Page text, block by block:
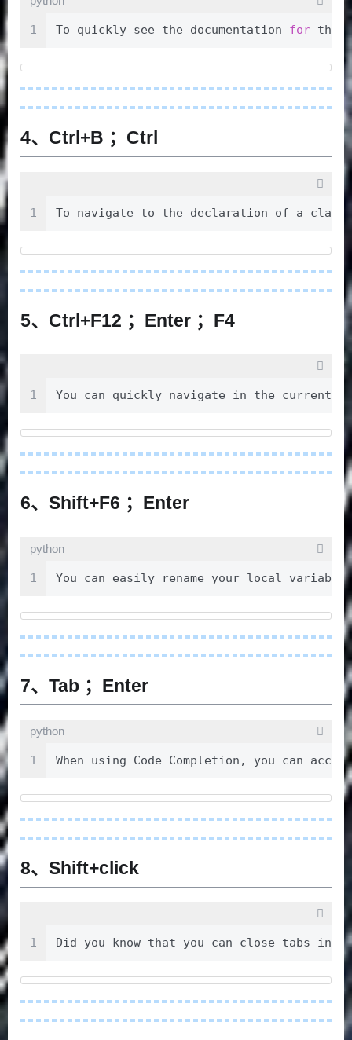
1 To quickly see the documentation for the
4、Ctrl+B ；Ctrl
1 To navigate to the declaration of a class,
5、Ctrl+F12 ；Enter ；F4
1 You can quickly navigate in the currently
6、Shift+F6 ；Enter
python
1 You can easily rename your local
7、Tab ；Enter
python
1 When using Code Completion, you can
8、Shift+click
1 Did you know that you can close tabs in the